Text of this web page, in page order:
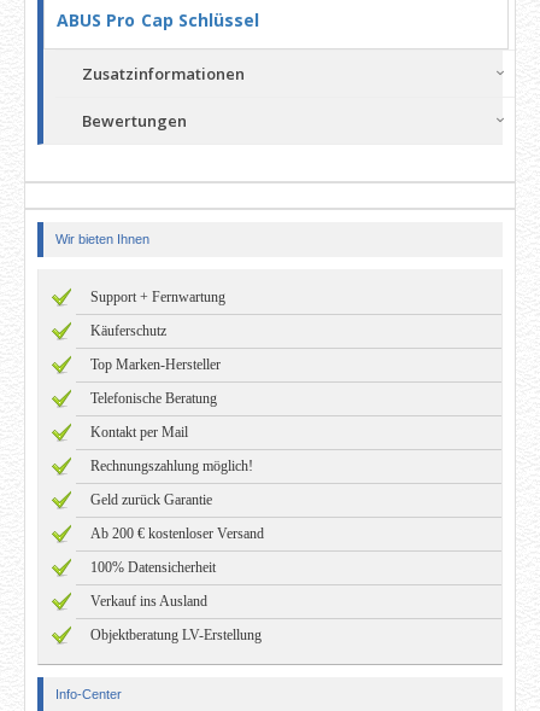
ABUS Pro Cap Schlüssel
Zusatzinformationen
Bewertungen
Wir bieten Ihnen
Support + Fernwartung
Käuferschutz
Top Marken-Hersteller
Telefonische Beratung
Kontakt per Mail
Rechnungszahlung möglich!
Geld zurück Garantie
Ab 200 € kostenloser Versand
100% Datensicherheit
Verkauf ins Ausland
Objektberatung LV-Erstellung
Info-Center